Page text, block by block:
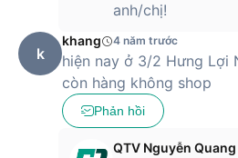
anh/chị!
k
khang 4 năm trước
hiện nay ở 3/2 Hưng Lợi
còn hàng không shop
Phản hồi
QTV Nguyễn